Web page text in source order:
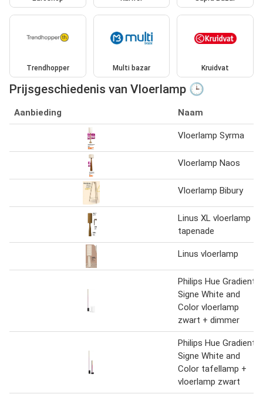
Trendhopper Multi bazar Kruidvat
Prijsgeschiedenis van Vloerlamp 🕒
Aanbieding Naam
Vloerlamp Syrma
Vloerlamp Naos
Vloerlamp Bibury
Linus XL vloerlamp
tapenade
Linus vloerlamp
Philips Hue Gradient
Signe White and
Color vloerlamp
zwart + dimmer
Philips Hue Gradient
Signe White and
Color tafellamp +
vloerlamp zwart